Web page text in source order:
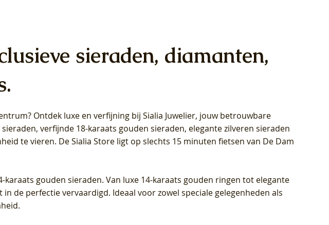
Lab Diamonds Ring LG1028Y -
(14k) met Lab grown
Blush Lab Diamonds Collier LG3014Y
- Geelgoud (14k) met Lab grown
Diamant
Lab Diamonds Oorknoppen
- Geelgoud (14k) met Lab
Diamant
Blush Lab Diamonds Ring LG1029Y -
Geelgoud (14k) met Lab grown
Diamant
Lab Diamonds Oorknoppen
- Geelgoud (14k) met Lab
Diamant
Blush Lab Diamonds Oorknoppen
LG7033Y – Geelgoud (14k) met Lab
grown Diamant
sieraden, diamanten,
? Ontdek luxe en verfijning bij Sialia Juwelier, jouw betrouwbare
verfijnde 18-karaats gouden sieraden, elegante zilveren sieraden
te vieren. De Sialia Store ligt op slechts 15 minuten fietsen van De Dam
karaats gouden sieraden. Van luxe 14-karaats gouden ringen tot elegante
de perfectie vervaardigd. Ideaal voor zowel speciale gelegenheden als